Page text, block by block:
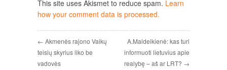
This site uses Akismet to reduce spam. Learn
how your comment data is processed.
← Akmenės rajono Vaikų
teisių skyrius liko be
vadovės
A.Maldeikienė: kas turi
informuoti lietuvius apie
realybę – aš ar LRT? →